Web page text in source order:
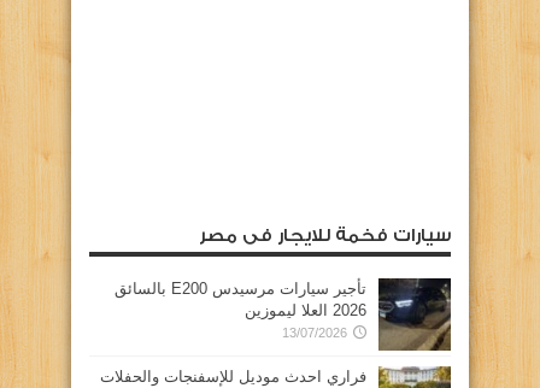
سيارات فخمة للايجار فى مصر
تأجير سيارات مرسيدس E200 بالسائق
2026 العلا ليموزين
13/07/2026
فراري احدث موديل للإسفنجات والحفلات